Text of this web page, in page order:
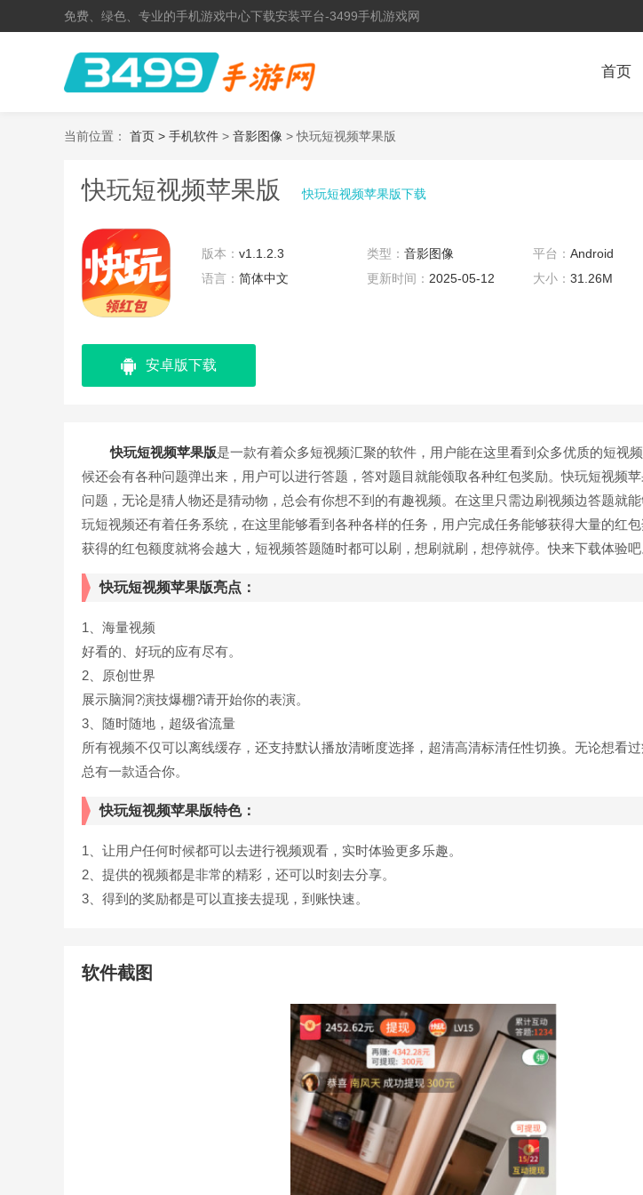
免费、绿色、专业的手机游戏中心下载安装平台-3499手机游戏网
首页
当前位置： 首页 > 手机软件 > 音影图像 > 快玩短视频苹果版
快玩短视频苹果版 快玩短视频苹果版下载
版本： v1.1.2.3 类型：音影图像 平台： Android
语言： 简体中文 更新时间： 2025-05-12 大小： 31.26M
安卓版下载
快玩短视频苹果版是一款有着众多短视频汇聚的软件，用户能在这里看到众多优质的短视
候还会有各种问题弹出来，用户可以进行答题，答对题目就能领取各种红包奖励。快玩短视频
问题，无论是猜人物还是猜动物，总会有你想不到的有趣视频。在这里只需边刷视频边答题就
玩短视频还有着任务系统，在这里能够看到各种各样的任务，用户完成任务能够获得大量的红
获得的红包额度就将会越大，短视频答题随时都可以刷，想刷就刷，想停就停。快来下载体验吧
快玩短视频苹果版亮点：
1、海量视频
好看的、好玩的应有尽有。
2、原创世界
展示脑洞?演技爆棚?请开始你的表演。
3、随时随地，超级省流量
所有视频不仅可以离线缓存，还支持默认播放清晰度选择，超清高清标清任性切换。无论想看过
总有一款适合你。
快玩短视频苹果版特色：
1、让用户任何时候都可以去进行视频观看，实时体验更多乐趣。
2、提供的视频都是非常的精彩，还可以时刻去分享。
3、得到的奖励都是可以直接去提现，到账快速。
软件截图